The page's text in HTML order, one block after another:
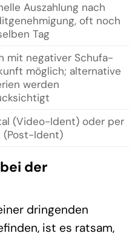
Auszahlung nach
oft noch
Tag
mit negativer Schufa-
möglich; alternative
werden
(Video-Ident) oder per
(Post-Ident)
der
dringenden
ist es ratsam,